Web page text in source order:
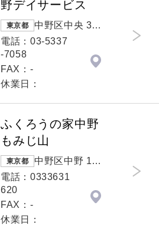
野デイサービス
東京都
中野区中央 3-2
7-15
電話：03-5337
-7058
FAX：-
休業日：
ふくろうの家中野
もみじ山
東京都
中野区中野 1-4
1-50
電話：0333631
620
FAX：-
休業日：